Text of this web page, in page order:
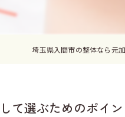
埼玉県入間市の整体なら元
て選ぶためのポイ